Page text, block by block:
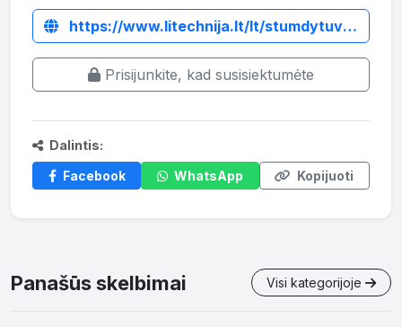
https://www.litechnija.lt/lt/stumdytuvai/4841-stumdytuvas-priekinei-pakabai-spn250.html
Prisijunkite, kad susisiektumėte
Dalintis:
Facebook
WhatsApp Kopijuoti
Panašūs skelbimai Visi kategorijoje